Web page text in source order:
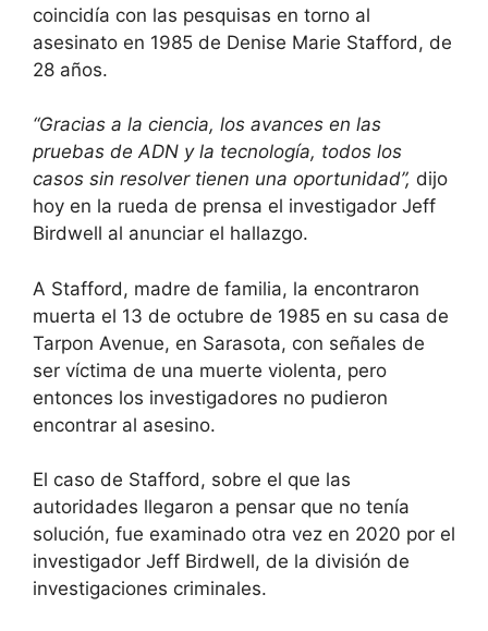
coincidía con las pesquisas en torno al
asesinato en 1985 de Denise Marie Stafford, de
28 años.
“Gracias a la ciencia, los avances en las
pruebas de ADN y la tecnología, todos los
casos sin resolver tienen una oportunidad”, dijo
hoy en la rueda de prensa el investigador Jeff
Birdwell al anunciar el hallazgo.
A Stafford, madre de familia, la encontraron
muerta el 13 de octubre de 1985 en su casa de
Tarpon Avenue, en Sarasota, con señales de
ser víctima de una muerte violenta, pero
entonces los investigadores no pudieron
encontrar al asesino.
El caso de Stafford, sobre el que las
autoridades llegaron a pensar que no tenía
solución, fue examinado otra vez en 2020 por el
investigador Jeff Birdwell, de la división de
investigaciones criminales.